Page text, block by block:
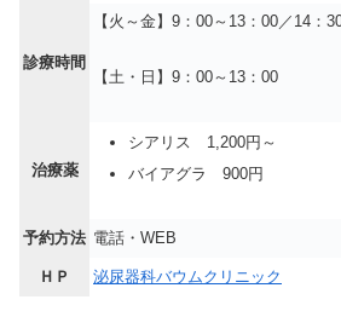
診療時間
【火～金】9：00～13：00／14：
【土・日】9：00～13：00
治療薬
シアリス 1,200円～
バイアグラ 900円
予約方法 電話・WEB
ＨＰ 泌尿器科バウムクリニック